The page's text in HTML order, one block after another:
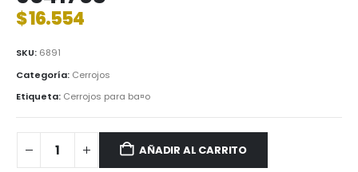
$16.554
SKU: 6891
Categoría: Cerrojos
Etiqueta: Cerrojos para ba¤o
AÑADIR AL CARRITO